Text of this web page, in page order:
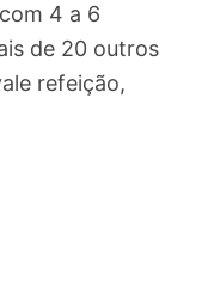
4 a 6
de 20 outros
refeição,